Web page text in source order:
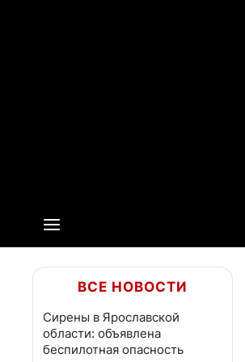
ВСЕ НОВОСТИ
Сирены в Ярославской
области: объявлена
беспилотная опасность